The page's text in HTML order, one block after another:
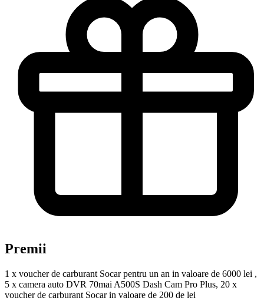
Premii
1 x voucher de carburant Socar pentru un an in valoare de 6000 lei ,
5 x camera auto DVR 70mai A500S Dash Cam Pro Plus, 20 x
voucher de carburant Socar in valoare de 200 de lei